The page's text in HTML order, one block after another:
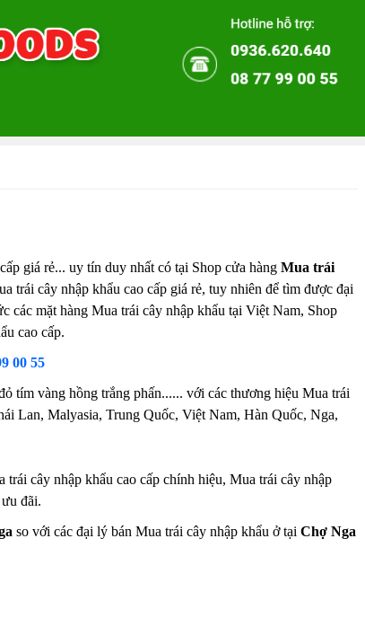
giá rẻ... uy tín duy nhất có tại Shop cửa hàng Mua trái
trái cây nhập khẩu cao cấp giá rẻ, tuy nhiên để tìm được đại
các mặt hàng Mua trái cây nhập khẩu tại Việt Nam, Shop
cao cấp.
00 55
tím vàng hồng trắng phấn...... với các thương hiệu Mua trái
Lan, Malyasia, Trung Quốc, Việt Nam, Hàn Quốc, Nga,
cây nhập khẩu cao cấp chính hiệu, Mua trái cây nhập
đãi.
so với các đại lý bán Mua trái cây nhập khẩu ở tại Chợ Nga